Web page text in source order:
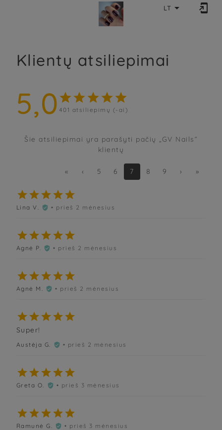
LT  
Klientų atsiliepimai
5,0     
401 atsiliepimų (-ai)
Šie atsiliepimai yra parašyti pačių „GV Nails“
klientų
« ‹ 5 6 7 8 9 › »

Lina V.  • prieš 2 mėnesius

Agnė P.  • prieš 2 mėnesius

Agnė M.  • prieš 2 mėnesius

Super!
Austėja G.  • prieš 2 mėnesius

Greta O.  • prieš 3 mėnesius

Ramunė G.  • prieš 3 mėnesius